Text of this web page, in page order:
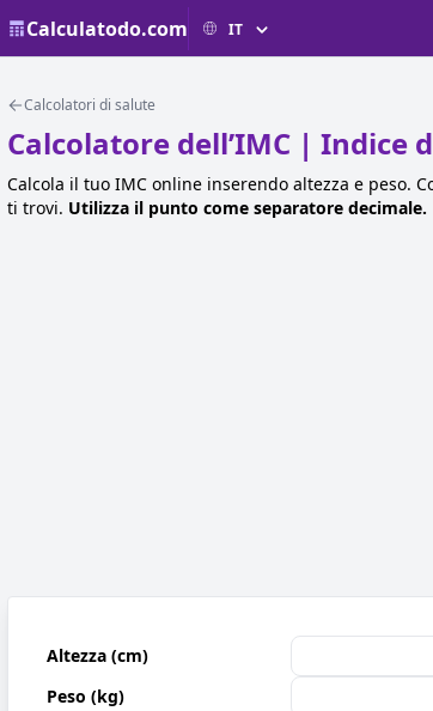
Calculatodo.com
Calcolatori di salute
Calcolatore dell’IMC | Indice
Calcola il tuo IMC online inserendo altezza e peso.
ti trovi. Utilizza il punto come separatore decimale.
Altezza (cm)
Peso (kg)